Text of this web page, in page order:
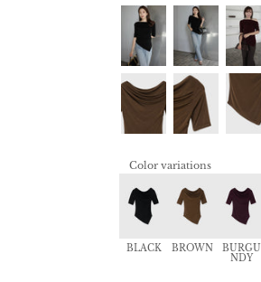
Color variations
BLACK BROWN
BURGU
NDY